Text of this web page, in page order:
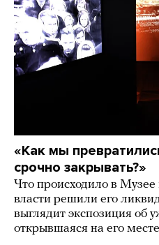
«Как мы
срочно закрывать?»
Что происходило в
власти решили его
выглядит экспозиция об
открывшаяся на его месте